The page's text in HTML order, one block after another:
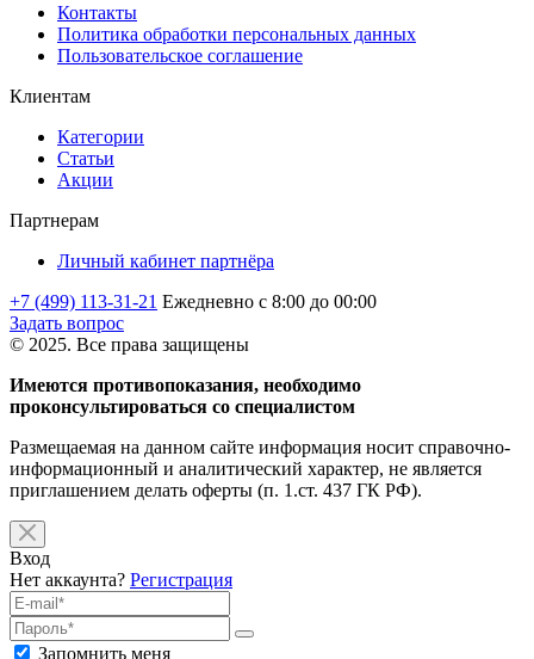
Контакты
Политика обработки персональных данных
Пользовательское соглашение
Клиентам
Категории
Статьи
Акции
Партнерам
Личный кабинет партнёра
+7 (499) 113-31-21 Ежедневно с 8:00 до 00:00
Задать вопрос
© 2025. Все права защищены
Имеются противопоказания, необходимо
проконсультироваться со специалистом
Размещаемая на данном сайте информация носит справочно-
информационный и аналитический характер, не является
приглашением делать оферты (п. 1.ст. 437 ГК РФ).
Вход
Нет аккаунта? Регистрация
Запомнить меня